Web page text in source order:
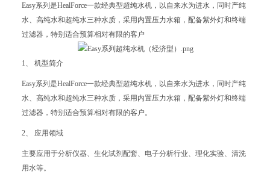
Easy系列是HealForce一款经典型超纯水机，以自来水为进水，同时产纯
水、高纯水和超纯水三种水质，采用内置压力水箱，配备紫外灯和终端
过滤器，特别适合预算相对有限的客户
1、 机型简介
Easy系列是HealForce一款经典型超纯水机，以自来水为进水，同时产纯
水、高纯水和超纯水三种水质，采用内置压力水箱，配备紫外灯和终端
过滤器，特别适合预算相对有限的客户。
2、 应用领域
主要应用于分析仪器、生化试剂配套、电子分析行业、理化实验、清洗
用水等。